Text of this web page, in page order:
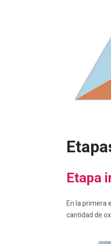
Etapa
En la primera
cantidad de